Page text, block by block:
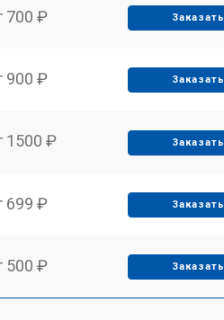
700 ₽ Заказать
900 ₽ Заказать
1500 ₽ Заказать
699 ₽ Заказать
500 ₽ Заказать